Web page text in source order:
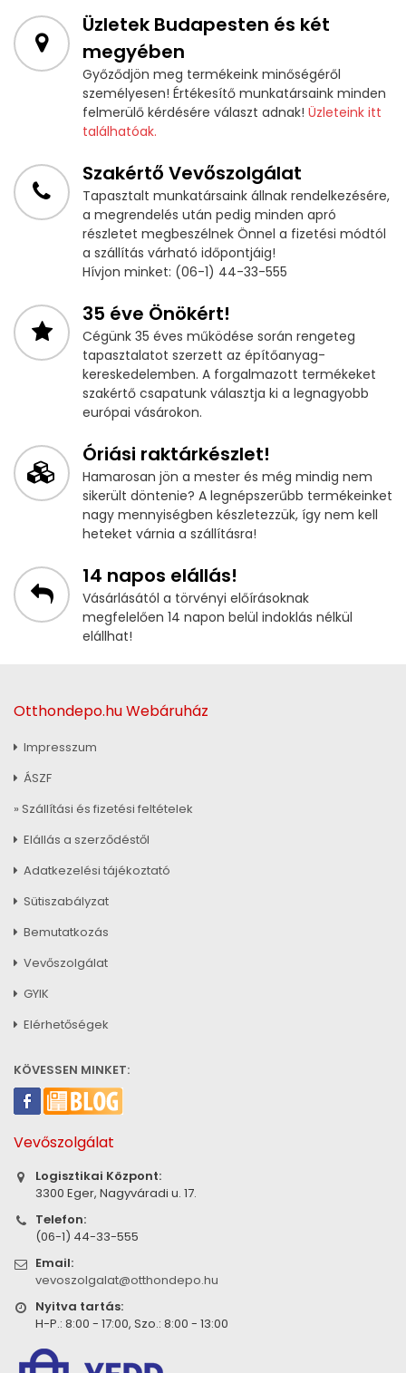
Üzletek Budapesten és két
megyében
Győződjön meg termékeink minőségéről
személyesen! Értékesítő munkatársaink minden
felmerülő kérdésére választ adnak! Üzleteink itt
találhatóak.
Szakértő Vevőszolgálat
Tapasztalt munkatársaink állnak rendelkezésére,
a megrendelés után pedig minden apró
részletet megbeszélnek Önnel a fizetési módtól
a szállítás várható időpontjáig!
Hívjon minket: (06-1) 44-33-555
35 éve Önökért!
Cégünk 35 éves működése során rengeteg
tapasztalatot szerzett az építőanyag-
kereskedelemben. A forgalmazott termékeket
szakértő csapatunk választja ki a legnagyobb
európai vásárokon.
Óriási raktárkészlet!
Hamarosan jön a mester és még mindig nem
sikerült döntenie? A legnépszerűbb termékeinket
nagy mennyiségben készletezzük, így nem kell
heteket várnia a szállításra!
14 napos elállás!
Vásárlásától a törvényi előírásoknak
megfelelően 14 napon belül indoklás nélkül
elállhat!
Otthondepo.hu Webáruház
Impresszum
ÁSZF
» Szállítási és fizetési feltételek
Elállás a szerződéstől
Adatkezelési tájékoztató
Sütiszabályzat
Bemutatkozás
Vevőszolgálat
GYIK
Elérhetőségek
KÖVESSEN MINKET:
Vevőszolgálat
Logisztikai Központ:
3300 Eger, Nagyváradi u. 17.
Telefon:
(06-1) 44-33-555
Email:
vevoszolgalat@otthondepo.hu
Nyitva tartás:
H-P.: 8:00 - 17:00, Szo.: 8:00 - 13:00